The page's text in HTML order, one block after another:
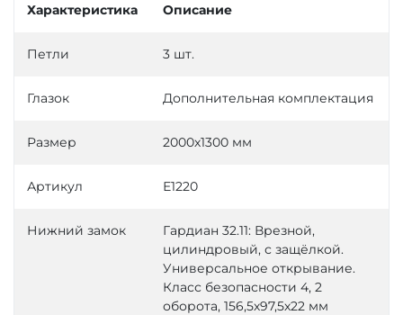
Характеристика Описание
Петли 3 шт.
Глазок Дополнительная комплектация
Размер 2000х1300 мм
Артикул Е1220
Нижний замок
Гардиан 32.11: Врезной,
цилиндровый, с защёлкой.
Универсальное открывание.
Класс безопасности 4, 2
оборота, 156,5х97,5х22 мм